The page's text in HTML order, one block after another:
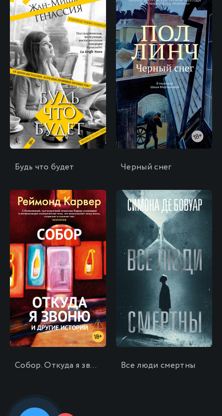
\
Будь что будет
\
Черный снег
\
Собор. Откуда я звоню и другие истории
\
Все люди смертны